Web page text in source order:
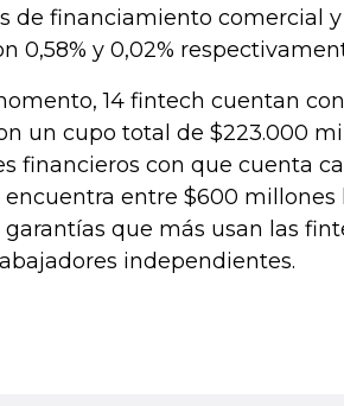
de financiamiento comercial
0,58% y 0,02%
14 fintech cuentan
un cupo total de $223.000
financieros con que cuenta
encuentra entre $600 millones
garantías que más usan las
independientes.